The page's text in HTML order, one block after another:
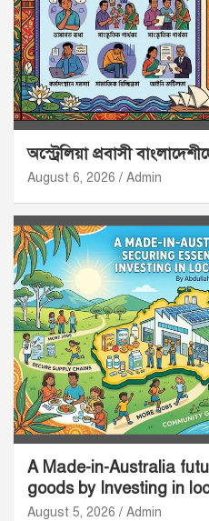
অস্ট্রেলিয়া প্রবাসী
August 6, 2026 Admin
A Made-in-Australia
goods by Investing in
August 5, 2026 Admin